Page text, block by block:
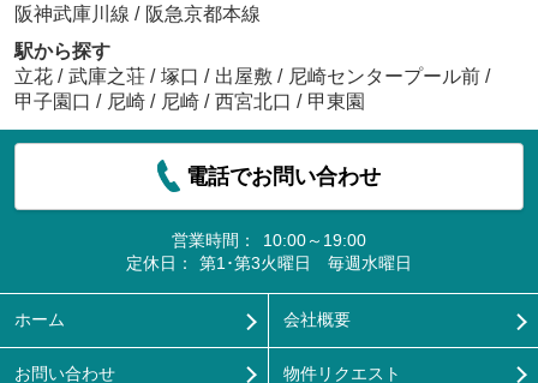
阪神武庫川線 / 阪急京都本線
駅から探す
立花 / 武庫之荘 / 塚口 / 出屋敷 / 尼崎センタープール前 /
甲子園口 / 尼崎 / 尼崎 / 西宮北口 / 甲東園
電話でお問い合わせ
営業時間：
10:00～19:00
定休日：
第1･第3火曜日 毎週水曜日
ホーム 会社概要
お問い合わせ 物件リクエスト